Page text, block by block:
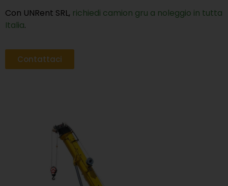
Con UNRent SRL, richiedi camion gru a noleggio in tutta
Italia.
Contattaci